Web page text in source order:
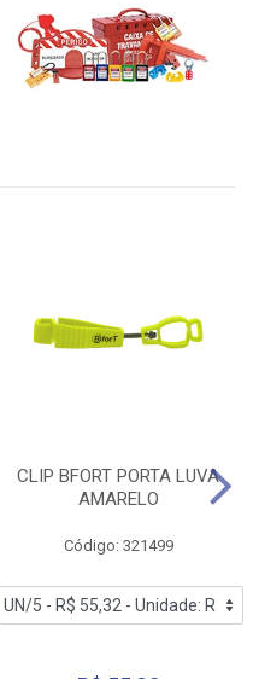
CLIP BFORT PORTA LUVA
AMARELO
Código: 321499